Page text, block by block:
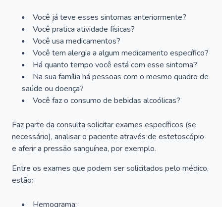
Você já teve esses sintomas anteriormente?
Você pratica atividade físicas?
Você usa medicamentos?
Você tem alergia a algum medicamento específico?
Há quanto tempo você está com esse sintoma?
Na sua família há pessoas com o mesmo quadro de
saúde ou doença?
Você faz o consumo de bebidas alcoólicas?
Faz parte da consulta solicitar exames específicos (se
necessário), analisar o paciente através de estetoscópio
e aferir a pressão sanguínea, por exemplo.
Entre os exames que podem ser solicitados pelo médico,
estão:
Hemograma;